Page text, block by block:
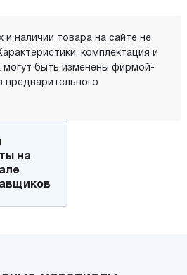
наличии товара на сайте не
комплектация и
могут быть изменены фирмой-
предварительного
на